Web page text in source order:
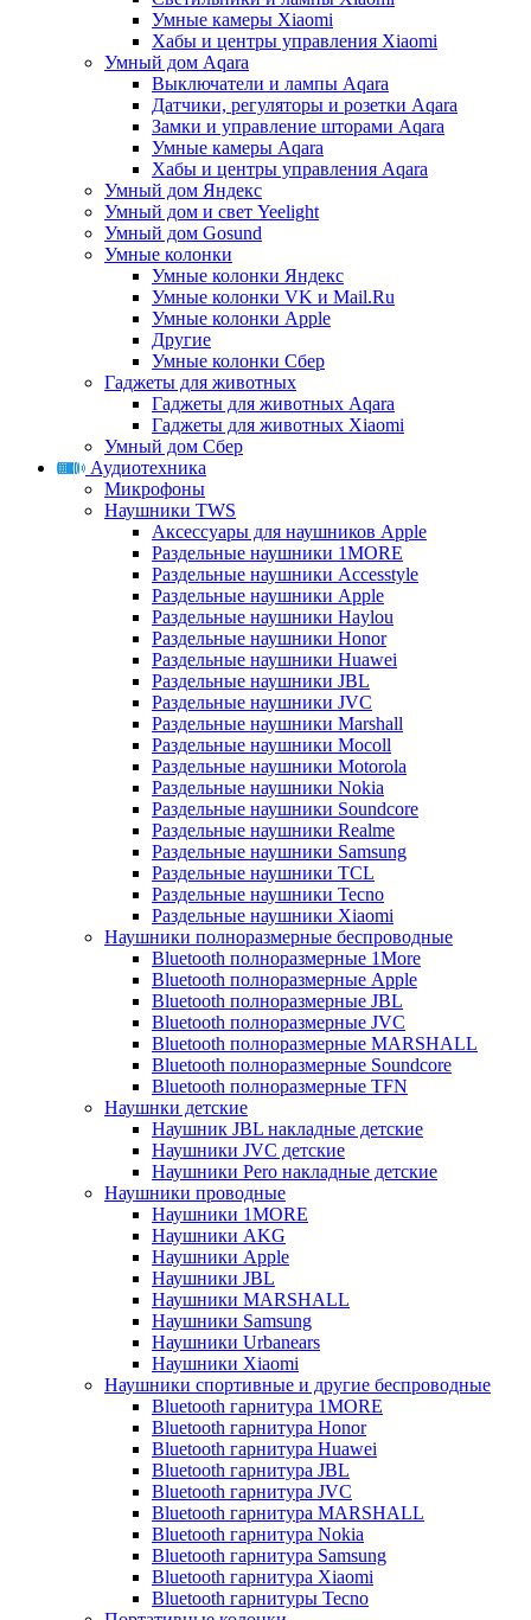
Умные камеры Xiaomi
Хабы и центры управления Xiaomi
Умный дом Aqara
Выключатели и лампы Aqara
Датчики, регуляторы и розетки Aqara
Замки и управление шторами Aqara
Умные камеры Aqara
Хабы и центры управления Aqara
Умный дом Яндекс
Умный дом и свет Yeelight
Умный дом Gosund
Умные колонки
Умные колонки Яндекс
Умные колонки VK и Mail.Ru
Умные колонки Apple
Другие
Умные колонки Сбер
Гаджеты для животных
Гаджеты для животных Aqara
Гаджеты для животных Xiaomi
Умный дом Сбер
Аудиотехника
Микрофоны
Наушники TWS
Аксессуары для наушников Apple
Раздельные наушники 1MORE
Раздельные наушники Accesstyle
Раздельные наушники Apple
Раздельные наушники Haylou
Раздельные наушники Honor
Раздельные наушники Huawei
Раздельные наушники JBL
Раздельные наушники JVC
Раздельные наушники Marshall
Раздельные наушники Mocoll
Раздельные наушники Motorola
Раздельные наушники Nokia
Раздельные наушники Soundcore
Раздельные наушники Realme
Раздельные наушники Samsung
Раздельные наушники TCL
Раздельные наушники Tecno
Раздельные наушники Xiaomi
Наушники полноразмерные беспроводные
Bluetooth полноразмерные 1More
Bluetooth полноразмерные Apple
Bluetooth полноразмерные JBL
Bluetooth полноразмерные JVC
Bluetooth полноразмерные MARSHALL
Bluetooth полноразмерные Soundcore
Bluetooth полноразмерные TFN
Наушнки детские
Наушник JBL накладные детские
Наушники JVC детские
Наушники Pero накладные детские
Наушники проводные
Наушники 1MORE
Наушники AKG
Наушники Apple
Наушники JBL
Наушники MARSHALL
Наушники Samsung
Наушники Urbanears
Наушники Xiaomi
Наушники спортивные и другие беспроводные
Bluetooth гарнитура 1MORE
Bluetooth гарнитура Honor
Bluetooth гарнитура Huawei
Bluetooth гарнитура JBL
Bluetooth гарнитура JVC
Bluetooth гарнитура MARSHALL
Bluetooth гарнитура Nokia
Bluetooth гарнитура Samsung
Bluetooth гарнитура Xiaomi
Bluetooth гарнитуры Tecno